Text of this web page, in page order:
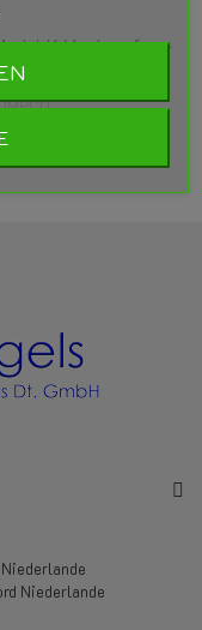
K Verdampfer –